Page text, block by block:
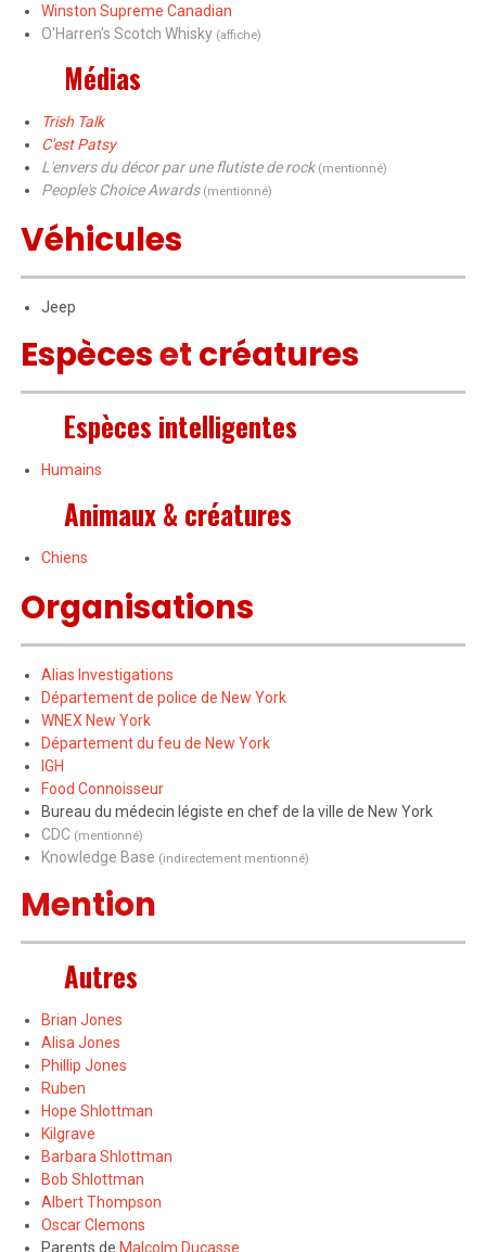
Winston Supreme Canadian
O'Harren's Scotch Whisky (affiche)
Médias
Trish Talk
C'est Patsy
L'envers du décor par une flutiste de rock (mentionné)
People's Choice Awards (mentionné)
Véhicules
Jeep
Espècesetcréatures
Espèces intelligentes
Humains
Animaux & créatures
Chiens
Organisations
Alias Investigations
Département de police de New York
WNEX New York
Département du feu de New York
IGH
Food Connoisseur
Bureau du médecin légiste en chef de la ville de New York
CDC (mentionné)
Knowledge Base (indirectement mentionné)
Mention
Autres
Brian Jones
Alisa Jones
Phillip Jones
Ruben
Hope Shlottman
Kilgrave
Barbara Shlottman
Bob Shlottman
Albert Thompson
Oscar Clemons
Parents de Malcolm Ducasse